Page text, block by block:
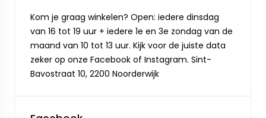
Kom je graag winkelen? Open: iedere dinsdag
van 16 tot 19 uur + iedere 1e en 3e zondag van de
maand van 10 tot 13 uur. Kijk voor de juiste data
zeker op onze Facebook of Instagram. Sint-
Bavostraat 10, 2200 Noorderwijk